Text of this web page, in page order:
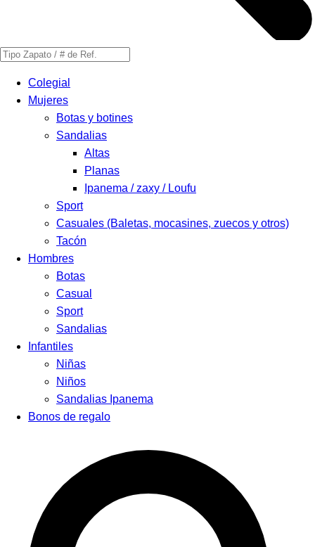
Búsqueda
productosColegial
Mujeres
Botas y botines
Sandalias
Altas
Planas
Ipanema / zaxy / Loufu
Sport
Casuales (Baletas, mocasines, zuecos y otros)
Tacón
Hombres
Botas
Casual
Sport
Sandalias
Infantiles
Niñas
Niños
Sandalias Ipanema
Bonos de regalo